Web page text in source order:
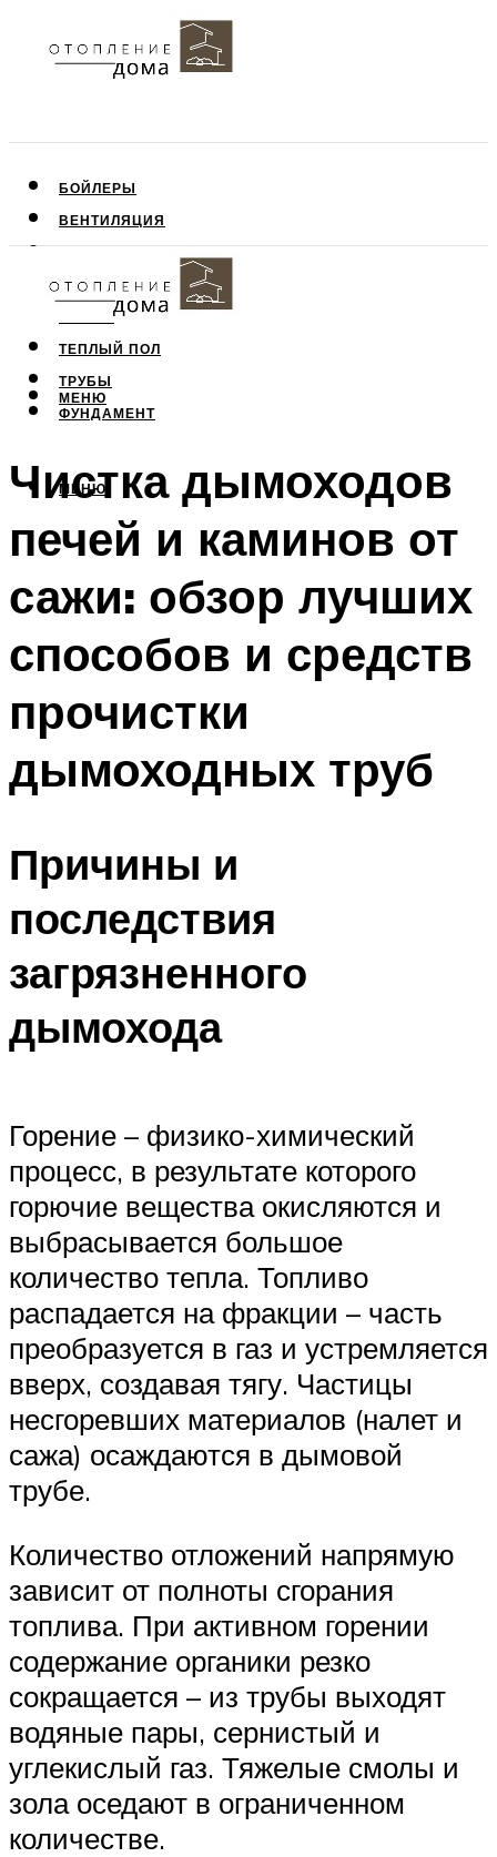
БОЙЛЕРЫ
ВЕНТИЛЯЦИЯ
ПОТОЛОК
СТЕНЫ
ТЕПЛЫЙ ПОЛ
ТРУБЫ
ФУНДАМЕНТ
МЕНЮ
МЕНЮ
Чистка дымоходов
печей и каминов от
сажи: обзор лучших
способов и средств
прочистки
дымоходных труб
Причины и
последствия
загрязненного
дымохода
Горение – физико-химический
процесс, в результате которого
горючие вещества окисляются и
выбрасывается большое
количество тепла. Топливо
распадается на фракции – часть
преобразуется в газ и устремляется
вверх, создавая тягу. Частицы
несгоревших материалов (налет и
сажа) осаждаются в дымовой
трубе.
Количество отложений напрямую
зависит от полноты сгорания
топлива. При активном горении
содержание органики резко
сокращается – из трубы выходят
водяные пары, сернистый и
углекислый газ. Тяжелые смолы и
зола оседают в ограниченном
количестве.